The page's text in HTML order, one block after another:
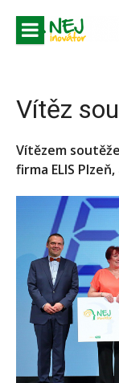
obsah
Vítěz
Vítězem
firma ELIS Plzeň,